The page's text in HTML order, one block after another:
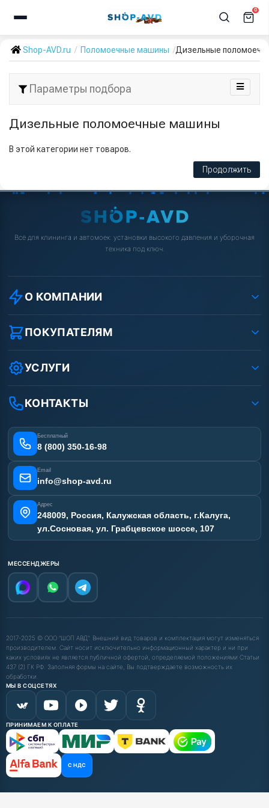
0
Shop-AVD.ru Поломоечные машины Дизельные
Параметры подбора
Дизельные поломоечные машины
В этой категории нет товаров.
Продолжить
Всё для клининга и автомоек: установки высокого давления и уборочная
техника под ключ.
О КОМПАНИИ
О компании
Реквизиты ООО «Шоп АВД»
Защита данных клиента
Условия соглашения
Вакансии
Статьи
ПОКУПАТЕЛЯМ
Как заказать?
Оплата
Доставка
Лизинг
Получить скидку
УСЛУГИ
Ремонт АВД
Сертификаты
Наши работы
Отзывы наших клиентов
Карта сайта
КОНТАКТЫ
Бесплатный
8 (800) 350-16-98
Email
info@shop-avd.ru
Адрес
248009, Россия, Калужская область, г.Калуга,
ул.Сосновая, ул. Грабцевское шоссе, 107
МЕССЕНДЖЕРЫ
2017-2025 © ООО "ШОП АВД". Внешний вид товаров и комплектация могут изменяться
производителем. Сайт носит исключительно информационный характер и ни при
каких условиях не является публичной офертой, определяемой положениями Статьи
437 (2) ГК РФ. Заполняя формы на сайте, Вы подтверждаете возможность их
обработки.
МЫ В СОЦСЕТЯХ
ПРИНИМАЕМ К ОПЛАТЕ
С НДС